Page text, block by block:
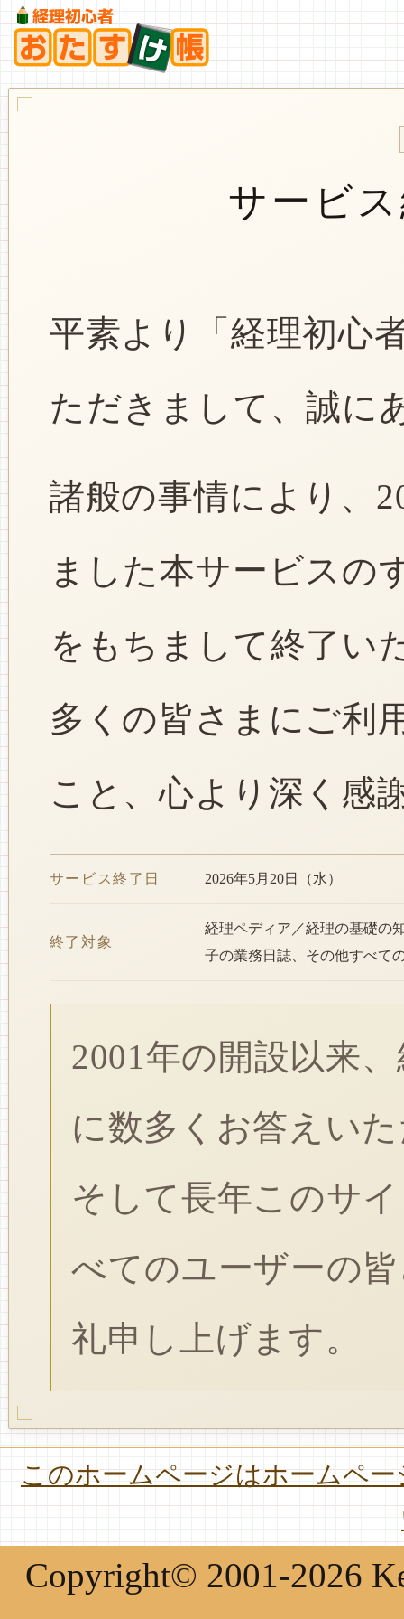
サービ
平素より「経理初心
ただきまして、誠に
諸般の事情により、
ました本サービスの
をもちまして終了い
多くの皆さまにご利
こと、心より深く感
サービス終了日 2026年5月20日（水）
終了対象
経理ペディア／経理の基礎の
子の業務日誌、その他すべて
2001年の開設以来
に数多くお答えい
そして長年このサ
べてのユーザーの
礼申し上げます。
このホームページはホームペ
Copyright© 2001-2026